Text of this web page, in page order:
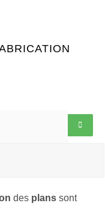
des plans sont